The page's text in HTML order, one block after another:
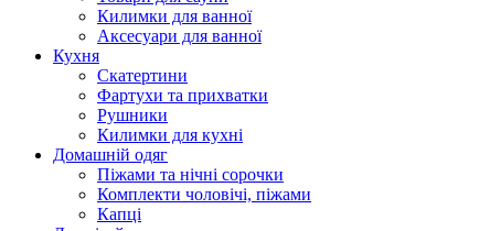
Килимки для ванної
Аксесуари для ванної
Кухня
Скатертини
Фартухи та прихватки
Рушники
Килимки для кухні
Домашній одяг
Піжами та нічні сорочки
Комплекти чоловічі, піжами
Капці